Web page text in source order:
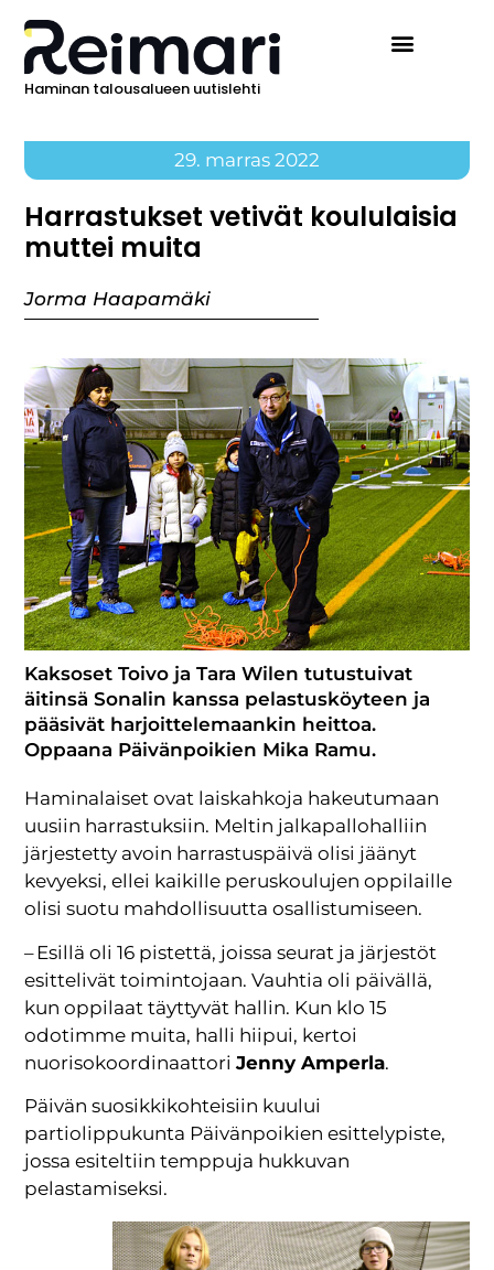
Haminan talousalueen uutislehti
29. marras 2022
Harrastukset vetivät koululaisia
muttei muita
Jorma Haapamäki
Kaksoset Toivo ja Tara Wilen tutustuivat
äitinsä Sonalin kanssa pelastusköyteen ja
pääsivät harjoittelemaankin heittoa.
Oppaana Päivänpoikien Mika Ramu.
Haminalaiset ovat laiskahkoja hakeutumaan
uusiin harrastuksiin. Meltin jalkapallohalliin
järjestetty avoin harrastuspäivä olisi jäänyt
kevyeksi, ellei kaikille peruskoulujen oppilaille
olisi suotu mahdollisuutta osallistumiseen.
– Esillä oli 16 pistettä, joissa seurat ja järjestöt
esittelivät toimintojaan. Vauhtia oli päivällä,
kun oppilaat täyttyvät hallin. Kun klo 15
odotimme muita, halli hiipui, kertoi
nuorisokoordinaattoriJenny Amperla.
Päivän suosikkikohteisiin kuului
partiolippukunta Päivänpoikien esittelypiste,
jossa esiteltiin temppuja hukkuvan
pelastamiseksi.